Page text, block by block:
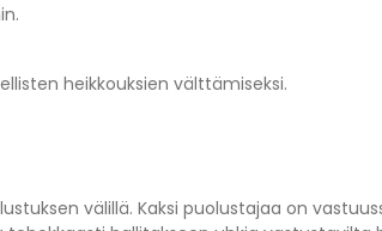
heikkouksien välttämiseksi.
välillä. Kaksi puolustajaa on